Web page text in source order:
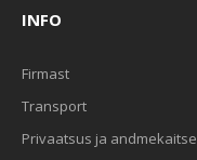
INFO
Firmast
Transport
Privaatsus ja andmekaitse